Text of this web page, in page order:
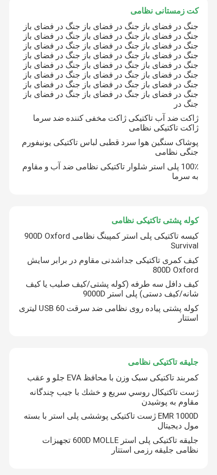
کت زمستانی نظامی
جنگ در فضای باز جنگ در فضای باز جنگ در فضای باز
جنگ در فضای باز جنگ در فضای باز جنگ در فضای باز
جنگ در فضای باز جنگ در فضای باز جنگ در فضای باز
جنگ در فضای باز جنگ در فضای باز جنگ در فضای باز
جنگ در فضای باز جنگ در فضای باز جنگ در فضای باز
جنگ در فضای باز جنگ در فضای باز جنگ در فضای باز
جنگ در فضای باز جنگ در فضای باز جنگ در فضای باز
جنگ در فضای باز جنگ در فضای باز جنگ در فضای باز
جنگ در
ژاکت ضد آب تاکتیکی ژاکت مخفی کننده ضد سرما
ژاکت تاکتیکی نظامی
پوشاک سنگین هوا سرد قطبی لباس تاکتیکی یونیفورم
جنگی نظامی
100٪ پلی استر شلوار تاکتیکی نظامی ضد آب و مقاوم
به سرما
کوله پشتی تاکتیکی نظامی
کیسه تاکتیکی پلی استر کمپینگ نظامی 900D Oxford
Survival
کیف کمری تاکتیکی جداشدنی مقاوم در برابر سایش
800D Oxford
کیف دافل سه طرفه (کوله پشتی/کیف صلیب یا کیف
شانه/کیف دستی) پلی استر 9000D
کوله پشتی پیاده روی نظامی ضد سرقت USB 60 لیتری
استتار
جلیقه تاکتیکی نظامی
کمربند تاکتیکی سبک وزن با محافظ EVA جلو و عقب
ژست تاکتیکال روسي سريع و خشك با جیب چندگانه
مقاوم به پوشیدن
EMR 1000D ژست تاکتیکی پوششی پلی استر با بسته
مول دیجیتال
جلیقه تاکتیکی پلی استر 600D MOLLE تجهیزات
نظامی جلیقه رزمی استتار